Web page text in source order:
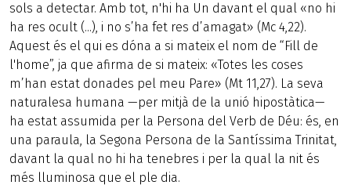
sols a detectar. Amb tot, n'hi ha Un davant el qual «no hi
ha res ocult (...), i no s’ha fet res d’amagat» (Mc 4,22).
Aquest és el qui es dóna a si mateix el nom de “Fill de
l'home”, ja que afirma de si mateix: «Totes les coses
m’han estat donades pel meu Pare» (Mt 11,27). La seva
naturalesa humana —per mitjà de la unió hipostàtica—
ha estat assumida per la Persona del Verb de Déu: és, en
una paraula, la Segona Persona de la Santíssima Trinitat,
davant la qual no hi ha tenebres i per la qual la nit és
més lluminosa que el ple dia.